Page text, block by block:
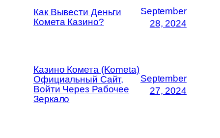
Как Вывести Деньги
Комета Казино?
September
28, 2024
Казино Комета (Kometa)
Официальный Сайт,
Войти Через Рабочее
Зеркало
September
27, 2024